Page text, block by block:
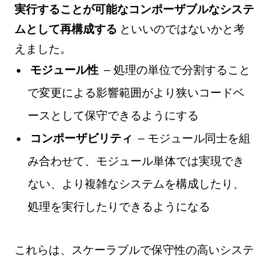
実行することが可能なコンポーザブルなシステ
ムとして再構成する といいのではないかと考
えました。
モジュール性 – 処理の単位で分割すること
で変更による影響範囲がより狭いコードベ
ースとして保守できるようにする
コンポーザビリティ – モジュール同士を組
み合わせて、モジュール単体では実現でき
ない、より複雑なシステムを構成したり、
処理を実行したりできるようになる
これらは、スケーラブルで保守性の高いシステ